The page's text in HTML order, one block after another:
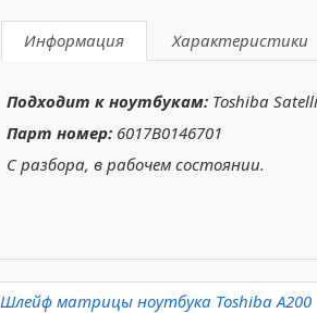
Информация Характеристики
Подходит к ноутбукам:Toshiba
Парт номер:6017B0146701
С разбора, в рабочем состоянии.
Шлейф матрицы ноутбука Toshiba A200